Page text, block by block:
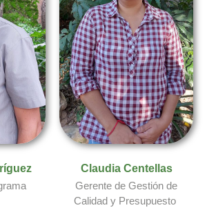
Claudia Centellas
Gerente de Gestión de
Calidad y Presupuesto